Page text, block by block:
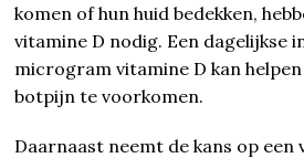
komen of hun huid bedekken,
vitamine D nodig. Een dagelijkse
microgram vitamine D kan
botpijn te voorkomen.
Daarnaast neemt de kans op